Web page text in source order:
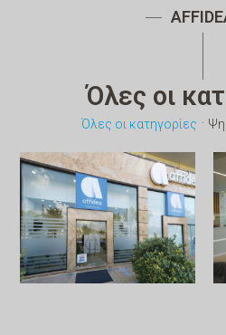
Όλες οι
Όλες οι κατηγορίες ·